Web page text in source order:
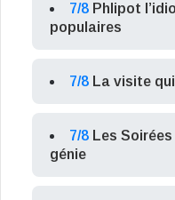
7/8 Phlipot
populaires
7/8 La visite
7/8 Les Soirées
génie